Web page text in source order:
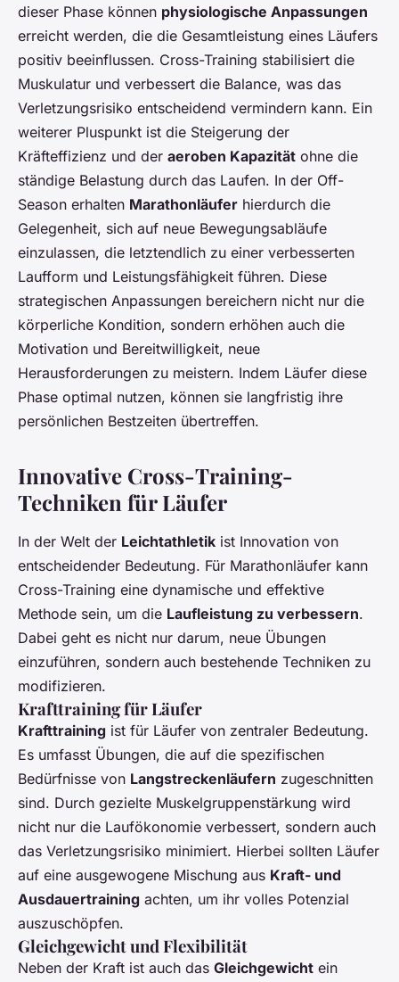
dieser Phase können physiologische Anpassungen
erreicht werden, die die Gesamtleistung eines Läufers
positiv beeinflussen. Cross-Training stabilisiert die
Muskulatur und verbessert die Balance, was das
Verletzungsrisiko entscheidend vermindern kann. Ein
weiterer Pluspunkt ist die Steigerung der
Kräfteffizienz und der aeroben Kapazität ohne die
ständige Belastung durch das Laufen. In der Off-
Season erhalten Marathonläufer hierdurch die
Gelegenheit, sich auf neue Bewegungsabläufe
einzulassen, die letztendlich zu einer verbesserten
Laufform und Leistungsfähigkeit führen. Diese
strategischen Anpassungen bereichern nicht nur die
körperliche Kondition, sondern erhöhen auch die
Motivation und Bereitwilligkeit, neue
Herausforderungen zu meistern. Indem Läufer diese
Phase optimal nutzen, können sie langfristig ihre
persönlichen Bestzeiten übertreffen.
Innovative Cross-Training-
Techniken für Läufer
In der Welt der Leichtathletik ist Innovation von
entscheidender Bedeutung. Für Marathonläufer kann
Cross-Training eine dynamische und effektive
Methode sein, um die Laufleistung zu verbessern.
Dabei geht es nicht nur darum, neue Übungen
einzuführen, sondern auch bestehende Techniken zu
modifizieren.
Krafttraining für Läufer
Krafttraining ist für Läufer von zentraler Bedeutung.
Es umfasst Übungen, die auf die spezifischen
Bedürfnisse von Langstreckenläufern zugeschnitten
sind. Durch gezielte Muskelgruppenstärkung wird
nicht nur die Laufökonomie verbessert, sondern auch
das Verletzungsrisiko minimiert. Hierbei sollten Läufer
auf eine ausgewogene Mischung aus Kraft- und
Ausdauertraining achten, um ihr volles Potenzial
auszuschöpfen.
Gleichgewicht und Flexibilität
Neben der Kraft ist auch das Gleichgewicht ein